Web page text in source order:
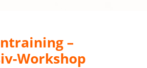
–
Workshop